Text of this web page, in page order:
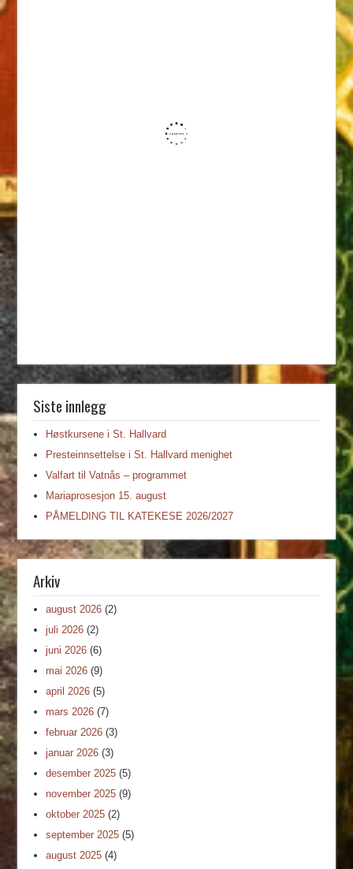
Siste innlegg
Høstkursene i St. Hallvard
Presteinnsettelse i St. Hallvard menighet
Valfart til Vatnås – programmet
Mariaprosesjon 15. august
PÅMELDING TIL KATEKESE 2026/2027
Arkiv
august 2026 (2)
juli 2026 (2)
juni 2026 (6)
mai 2026 (9)
april 2026 (5)
mars 2026 (7)
februar 2026 (3)
januar 2026 (3)
desember 2025 (5)
november 2025 (9)
oktober 2025 (2)
september 2025 (5)
august 2025 (4)